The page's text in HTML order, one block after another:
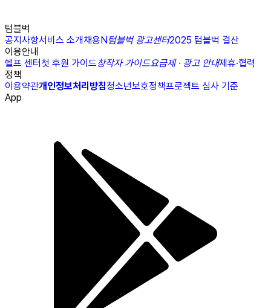
텀블벅
공지사항서비스 소개채용N텀블벅 광고센터2025 텀블벅 결산
이용안내
헬프 센터첫 후원 가이드창작자 가이드요금제 · 광고 안내제휴·협력
정책
이용약관개인정보처리방침청소년보호정책프로젝트 심사 기준
App